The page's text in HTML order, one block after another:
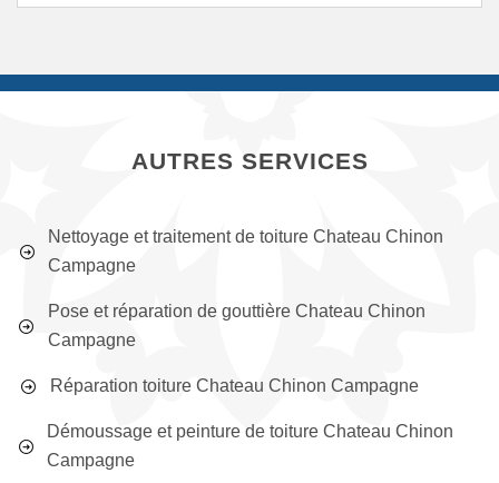
AUTRES SERVICES
Nettoyage et traitement de toiture Chateau Chinon
Campagne
Pose et réparation de gouttière Chateau Chinon
Campagne
Réparation toiture Chateau Chinon Campagne
Démoussage et peinture de toiture Chateau Chinon
Campagne